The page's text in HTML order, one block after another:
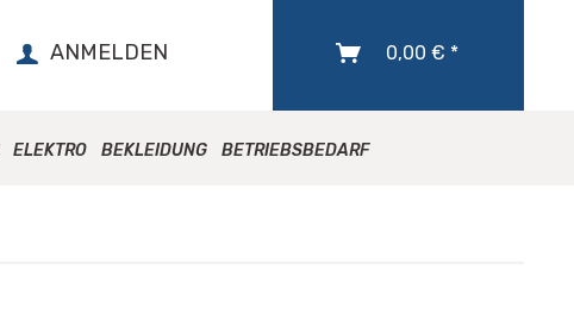
ANMELDEN 0,00 € *
ELEKTRO BEKLEIDUNG BETRIEBSBEDARF